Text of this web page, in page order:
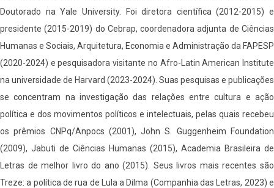
Doutorado na Yale University. Foi diretora científica (2012-2015) e
presidente (2015-2019) do Cebrap, coordenadora adjunta de Ciências
Humanas e Sociais, Arquitetura, Economia e Administração da FAPESP
(2020-2024) e pesquisadora visitante no Afro-Latin American Institute
na universidade de Harvard (2023-2024). Suas pesquisas e publicações
se concentram na investigação das relações entre cultura e ação
política e dos movimentos políticos e intelectuais, pelas quais recebeu
os prêmios CNPq/Anpocs (2001), John S. Guggenheim Foundation
(2009), Jabuti de Ciências Humanas (2015), Academia Brasileira de
Letras de melhor livro do ano (2015). Seus livros mais recentes são
Treze: a política de rua de Lula a Dilma (Companhia das Letras, 2023) e